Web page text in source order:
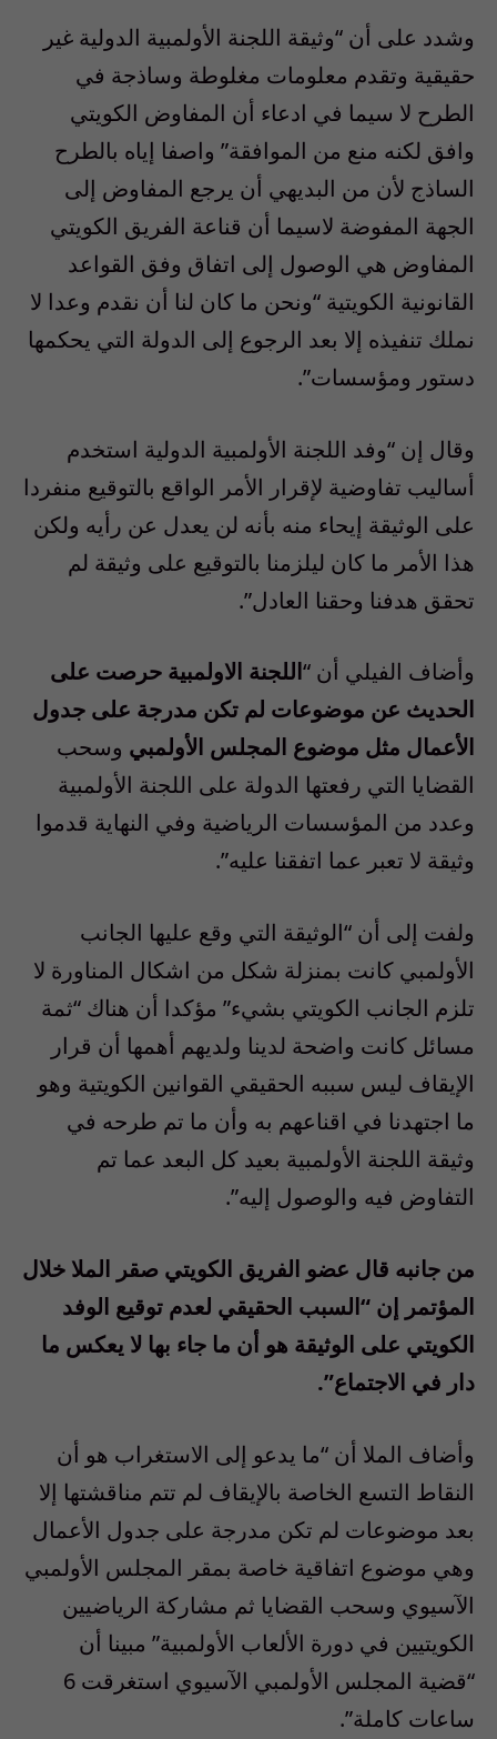
وشدد على أن “وثيقة اللجنة الأولمبية الدولية غير
حقيقية وتقدم معلومات مغلوطة وساذجة في
الطرح لا سيما في ادعاء أن المفاوض الكويتي
وافق لكنه منع من الموافقة” واصفا إياه بالطرح
الساذج لأن من البديهي أن يرجع المفاوض إلى
الجهة المفوضة لاسيما أن قناعة الفريق الكويتي
المفاوض هي الوصول إلى اتفاق وفق القواعد
القانونية الكويتية “ونحن ما كان لنا أن نقدم وعدا لا
نملك تنفيذه إلا بعد الرجوع إلى الدولة التي يحكمها
دستور ومؤسسات”.
وقال إن “وفد اللجنة الأولمبية الدولية استخدم
أساليب تفاوضية لإقرار الأمر الواقع بالتوقيع منفردا
على الوثيقة إيحاء منه بأنه لن يعدل عن رأيه ولكن
هذا الأمر ما كان ليلزمنا بالتوقيع على وثيقة لم
تحقق هدفنا وحقنا العادل”.
وأضاف الفيلي أن “اللجنة الاولمبية حرصت على
الحديث عن موضوعات لم تكن مدرجة على جدول
الأعمال مثل موضوع المجلس الأولمبي وسحب
القضايا التي رفعتها الدولة على اللجنة الأولمبية
وعدد من المؤسسات الرياضية وفي النهاية قدموا
وثيقة لا تعبر عما اتفقنا عليه”.
ولفت إلى أن “الوثيقة التي وقع عليها الجانب
الأولمبي كانت بمنزلة شكل من اشكال المناورة لا
تلزم الجانب الكويتي بشيء” مؤكدا أن هناك “ثمة
مسائل كانت واضحة لدينا ولديهم أهمها أن قرار
الإيقاف ليس سببه الحقيقي القوانين الكويتية وهو
ما اجتهدنا في اقناعهم به وأن ما تم طرحه في
وثيقة اللجنة الأولمبية بعيد كل البعد عما تم
التفاوض فيه والوصول إليه”.
من جانبه قال عضو الفريق الكويتي صقر الملا خلال
المؤتمر إن “السبب الحقيقي لعدم توقيع الوفد
الكويتي على الوثيقة هو أن ما جاء بها لا يعكس ما
دار في الاجتماع”.
وأضاف الملا أن “ما يدعو إلى الاستغراب هو أن
النقاط التسع الخاصة بالإيقاف لم تتم مناقشتها إلا
بعد موضوعات لم تكن مدرجة على جدول الأعمال
وهي موضوع اتفاقية خاصة بمقر المجلس الأولمبي
الآسيوي وسحب القضايا ثم مشاركة الرياضيين
الكويتيين في دورة الألعاب الأولمبية” مبينا أن
“قضية المجلس الأولمبي الآسيوي استغرقت 6
ساعات كاملة”.